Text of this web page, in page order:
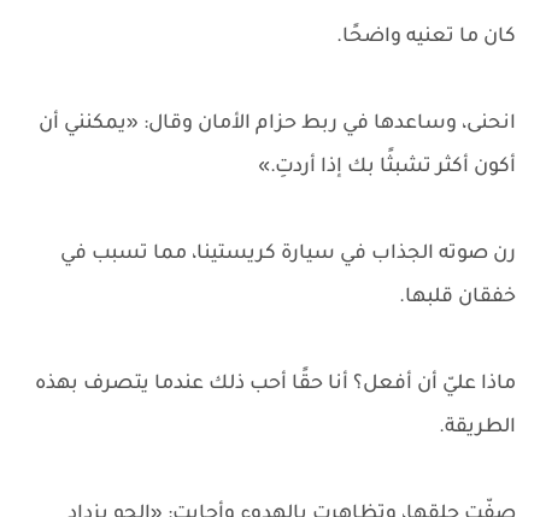
كان ما تعنيه واضحًا.
انحنى، وساعدها في ربط حزام الأمان وقال: «يمكنني أن
أكون أكثر تشبثًا بك إذا أردتِ.»
رن صوته الجذاب في سيارة كريستينا، مما تسبب في
خفقان قلبها.
ماذا عليّ أن أفعل؟ أنا حقًا أحب ذلك عندما يتصرف بهذه
الطريقة.